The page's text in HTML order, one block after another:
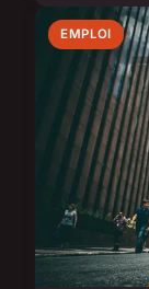
EMPLOI